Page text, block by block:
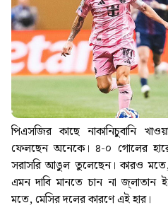
পিএসজির কাছে নাকানিচুবানি
ফেলছেন অনেকে। ৪-০ গোলের হারে
সরাসরি আঙুল তুলেছেন। কারও মতে,
এমন দাবি মানতে চান না জ্লাতান
মতে, মেসির দলের কারণে এই হার।